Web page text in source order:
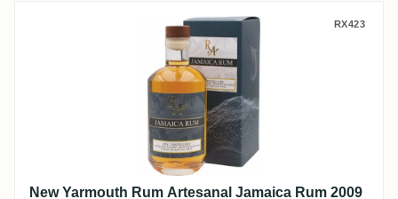
New Yarmouth Rum Artesanal Jamaica
RX423
New Yarmouth Rum Artesanal Jamaica Rum 2009